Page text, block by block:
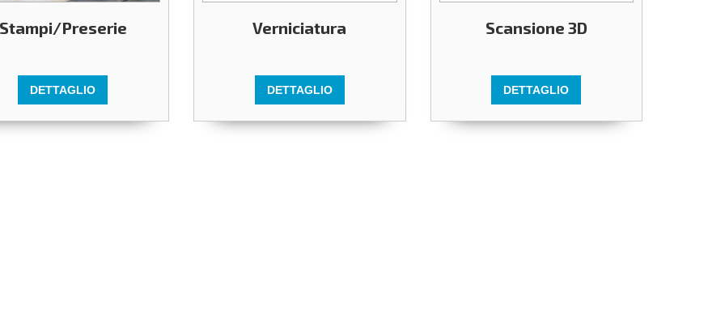
Stampi/Preserie
DETTAGLIO
Verniciatura
DETTAGLIO
Scansione 3D
DETTAGLIO